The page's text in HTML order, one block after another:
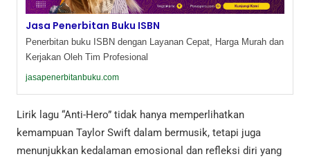
Jasa Penerbitan Buku ISBN
Penerbitan buku ISBN dengan Layanan Cepat, Harga Murah dan
Kerjakan Oleh Tim Profesional
jasapenerbitanbuku.com
Lirik lagu “Anti-Hero” tidak hanya memperlihatkan
kemampuan Taylor Swift dalam bermusik, tetapi juga
menunjukkan kedalaman emosional dan refleksi diri yang